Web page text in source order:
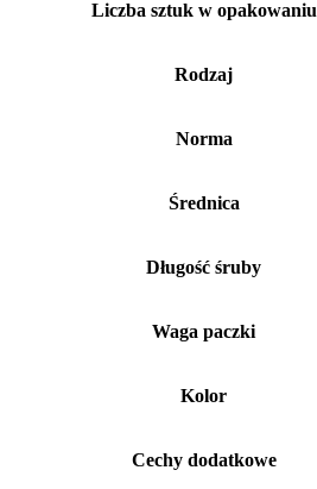
Liczba sztuk w opakowaniu
Rodzaj
Norma
Średnica
Długość śruby
Waga paczki
Kolor
Cechy dodatkowe